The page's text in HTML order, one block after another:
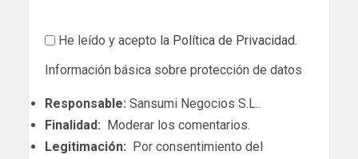
He leído y acepto la Política de Privacidad.
Información básica sobre protección de datos
Responsable: Sansumi Negocios S.L..
Finalidad: Moderar los comentarios.
Legitimación: Por consentimiento del